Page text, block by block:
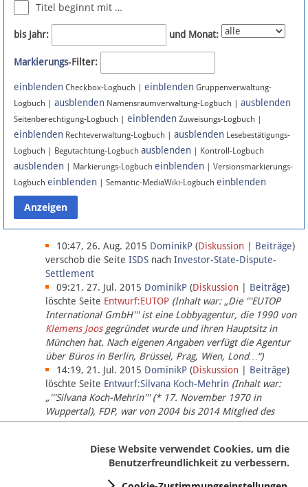
Newsletter
Bluesky
Facebook
Instagram
Anmelden
Datenschutz
Über Lobbypedia
Impressum
Titel beginnt mit …
bis Jahr: und Monat:
Markierungs-Filter:
einblenden Checkbox-Logbuch | einblenden Gruppenverwaltung-
Logbuch | ausblenden Namensraumverwaltung-Logbuch | ausblenden
Seitenberechtigung-Logbuch | einblenden Zuweisungs-Logbuch |
einblenden Rechteverwaltung-Logbuch | ausblenden Lesebestätigungs-
Logbuch | Begutachtung-Logbuch ausblenden | Kontroll-Logbuch
ausblenden | Markierungs-Logbuch einblenden | Versionsmarkierungs-
Logbuch einblenden | Semantic-MediaWiki-Logbuch einblenden
10:47, 26. Aug. 2015 DominikP (Diskussion Beiträge)
verschob die Seite ISDS nach Investor-State-Dispute-
Settlement
09:21, 27. Jul. 2015 DominikP (Diskussion Beiträge)
löschte Seite Entwurf:EUTOP (Inhalt war: „Die '''EUTOP
International GmbH''' ist eine Lobbyagentur, die 1990 von
Klemens Joosgegründet wurde und ihren Hauptsitz in
München hat. Nach eigenen Angaben verfügt die Agentur
über Büros in Berlin, Brüssel, Prag, Wien, Lond…“)
14:19, 21. Jul. 2015 DominikP (Diskussion Beiträge)
löschte Seite Entwurf:Silvana Koch-Mehrin (Inhalt war:
„'''Silvana Koch-Mehrin''' (* 17. November 1970 in
Wuppertal), FDP, war von 2004 bis 2014 Mitglied des
Europäischen Parlaments, seit November 2014 ist sie für
Diese Website verwendet Cookies, um die
Benutzerfreundlichkeit zu verbessern.